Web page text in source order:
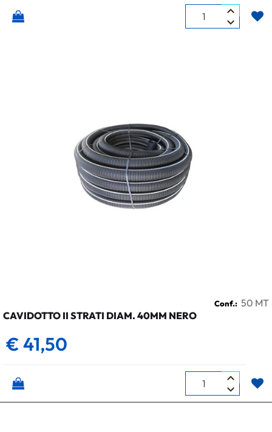
Quantità
Conf.: 50 MT
CAVIDOTTO II STRATI DIAM. 40MM NERO
€ 41,50
Quantità